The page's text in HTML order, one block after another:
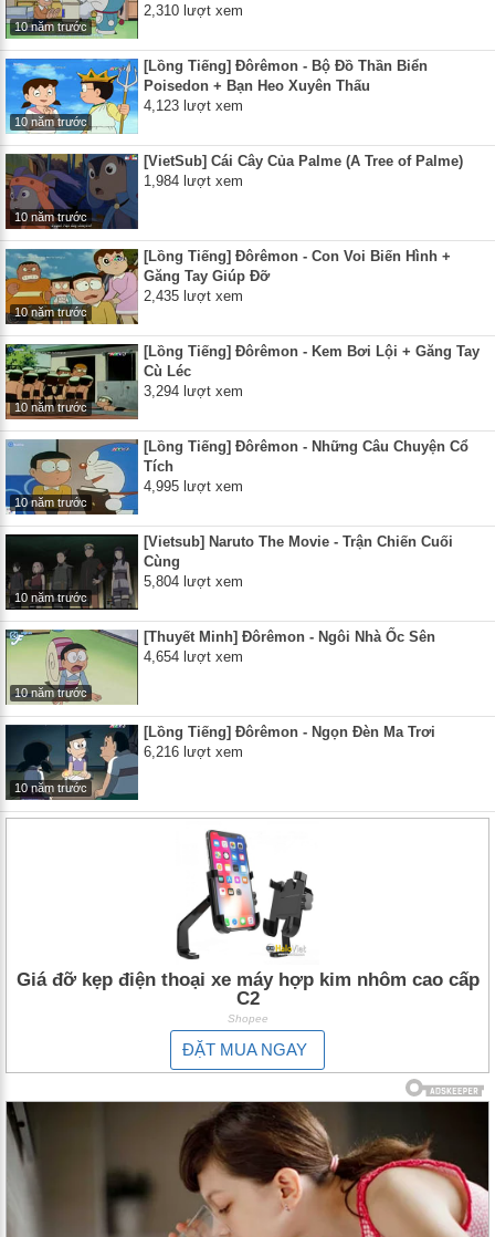
10 năm trước
2,310 lượt xem
10 năm trước
[Lồng Tiếng] Đôrêmon - Bộ Đồ Thần Biển
Poisedon + Bạn Heo Xuyên Thấu
4,123 lượt xem
10 năm trước
[VietSub] Cái Cây Của Palme (A Tree of Palme)
1,984 lượt xem
10 năm trước
[Lồng Tiếng] Đôrêmon - Con Voi Biến Hình +
Găng Tay Giúp Đỡ
2,435 lượt xem
10 năm trước
[Lồng Tiếng] Đôrêmon - Kem Bơi Lội + Găng Tay
Cù Léc
3,294 lượt xem
10 năm trước
[Lồng Tiếng] Đôrêmon - Những Câu Chuyện Cổ
Tích
4,995 lượt xem
10 năm trước
[Vietsub] Naruto The Movie - Trận Chiến Cuối
Cùng
5,804 lượt xem
10 năm trước
[Thuyết Minh] Đôrêmon - Ngôi Nhà Ốc Sên
4,654 lượt xem
10 năm trước
[Lồng Tiếng] Đôrêmon - Ngọn Đèn Ma Trơi
6,216 lượt xem
Giá đỡ kẹp điện thoại xe máy hợp kim nhôm cao cấp
C2
Shopee
ĐẶT MUA NGAY